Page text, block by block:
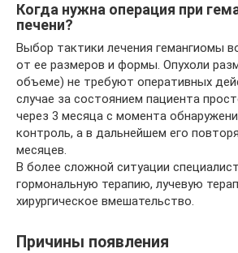
Когда нужна операция при
печени?
Выбор тактики лечения гемангиомы
от ее размеров и формы. Опухоли
объеме) не требуют оперативных
случае за состоянием пациента
через 3 месяца с момента
контроль, а в дальнейшем его
месяцев.
В более сложной ситуации
гормональную терапию, лучевую
хирургическое вмешательство.
Причины появления